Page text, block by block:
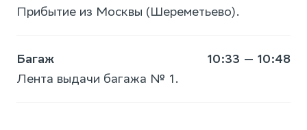
Прибытие из Москвы (Шереметьево).
Багаж
10:33 — 10:48
Лента выдачи багажа № 1.